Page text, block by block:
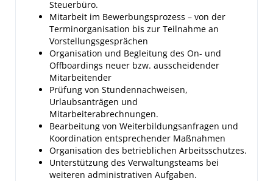
Steuerbüro.
Mitarbeit im Bewerbungsprozess – von der
Terminorganisation bis zur Teilnahme an
Vorstellungsgesprächen
Organisation und Begleitung des On- und
Offboardings neuer bzw. ausscheidender
Mitarbeitender
Prüfung von Stundennachweisen,
Urlaubsanträgen und
Mitarbeiterabrechnungen.
Bearbeitung von Weiterbildungsanfragen und
Koordination entsprechender Maßnahmen
Organisation des betrieblichen Arbeitsschutzes.
Unterstützung des Verwaltungsteams bei
weiteren administrativen Aufgaben.